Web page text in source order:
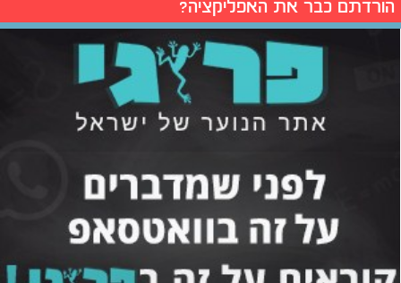
הורדתם כבר את האפליקציה?